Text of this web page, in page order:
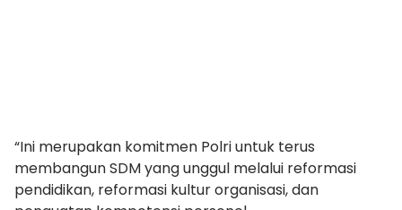
“Ini merupakan komitmen Polri untuk terus
membangun SDM yang unggul melalui reformasi
pendidikan, reformasi kultur organisasi, dan